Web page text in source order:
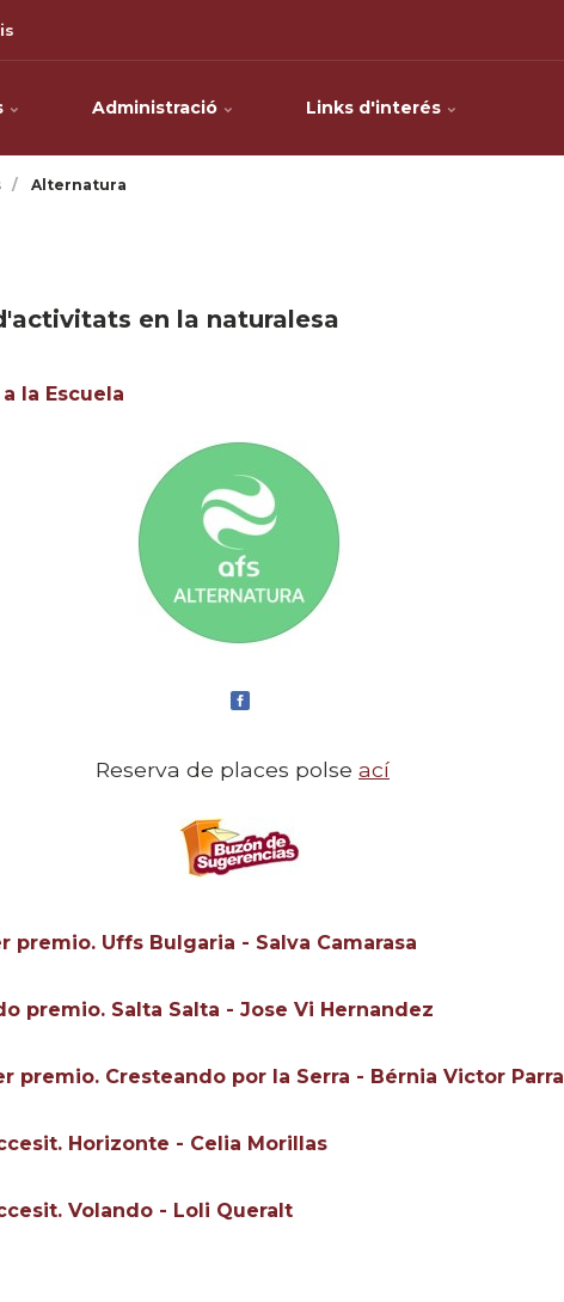
Administració Links d'interés
Alternatura
en la naturalesa
la Escuela
Reserva de places polse ací​​​
premio. Uffs Bulgaria - Salva Camarasa
premio. Salta Salta - Jose Vi Hernandez
premio. Cresteando por la Serra - Bérnia Victor Parra
Horizonte - Celia Morillas
Volando - Loli Queralt